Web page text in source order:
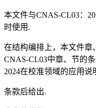
本文件与CNAS-CL03：
时使用.
在结构编排上，本文件章
CNAS-CL03中章、节的
2024在校准领域的应用说
条款后给出.